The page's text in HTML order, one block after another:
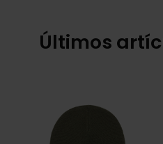
Últimos